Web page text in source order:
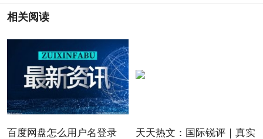
相关阅读
百度网盘怎么用户名登录
天天热文：国际锐评｜真实